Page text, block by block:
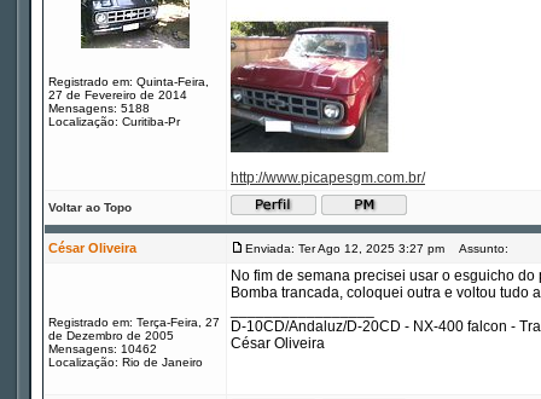
Registrado em: Quinta-Feira,
27 de Fevereiro de 2014
Mensagens: 5188
Localização: Curitiba-Pr
http://www.picapesgm.com.br/
Voltar ao Topo
César Oliveira Enviada: Ter Ago 12, 2025 3:27 pm Assunto:
Registrado em: Terça-Feira, 27
de Dezembro de 2005
Mensagens: 10462
Localização: Rio de Janeiro
No fim de semana precisei usar o esguicho
Bomba trancada, coloquei outra e voltou tudo
D-10CD/Andaluz/D-20CD - NX-400 falcon -
César Oliveira